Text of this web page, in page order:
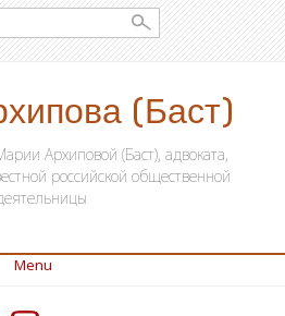
(Баст)
Архиповой (Баст), адвоката,
российской общественной
Menu